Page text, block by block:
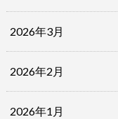
2026年3月
2026年2月
2026年1月